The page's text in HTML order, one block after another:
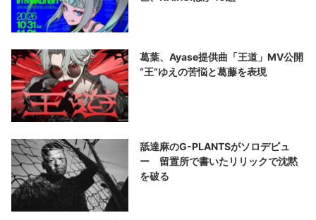
葛葉、Ayase提供曲「王道」MV公開
“王”ゆえの苦悩と葛藤を表現
舐達麻のG-PLANTSがソロデビュ
ー 留置所で書いたリリックで沈黙
を破る